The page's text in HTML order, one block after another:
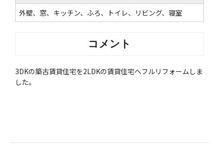
外壁、窓、キッチン、ふろ、トイレ、リビング、寝室
コメント
3DKの築古賃貸住宅を2LDKの賃貸住宅へフルリフォームしま
した。